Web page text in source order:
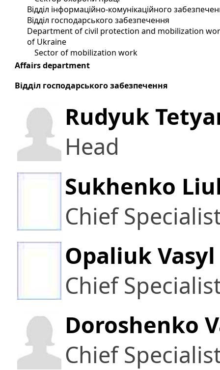
Відділ інформаційно-комунікаційного
Відділ господарського забезпечення
Department of civil protection and mobilization
of Ukraine
Sector of mobilization work
Affairs department
Відділ господарського забезпечення
Rudyuk
Head
Sukhenko
Chief
Opaliuk
Chief
Doroshenko
Chief